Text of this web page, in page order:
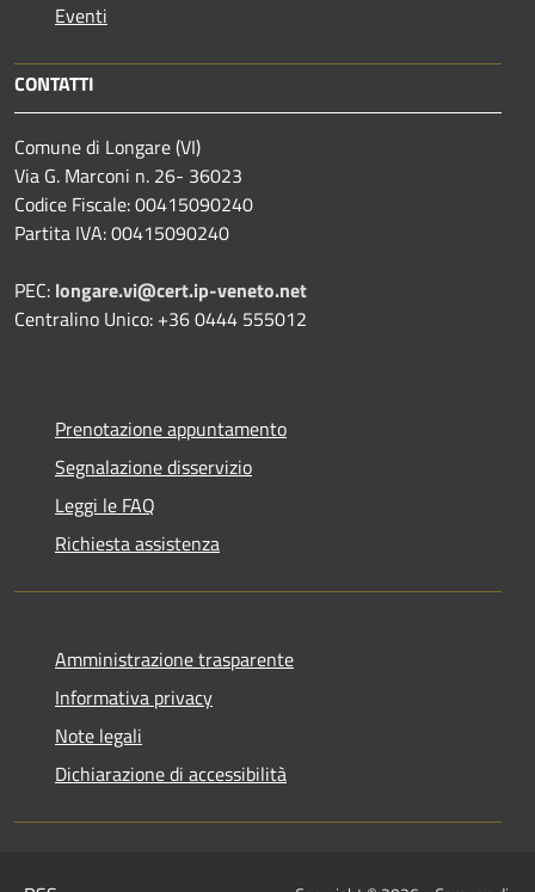
Eventi
CONTATTI
Comune di Longare (VI)
Via G. Marconi n. 26- 36023
Codice Fiscale: 00415090240
Partita IVA: 00415090240
PEC: longare.vi@cert.ip-veneto.net
Centralino Unico: +36 0444 555012
Prenotazione appuntamento
Segnalazione disservizio
Leggi le FAQ
Richiesta assistenza
Amministrazione trasparente
Informativa privacy
Note legali
Dichiarazione di accessibilità